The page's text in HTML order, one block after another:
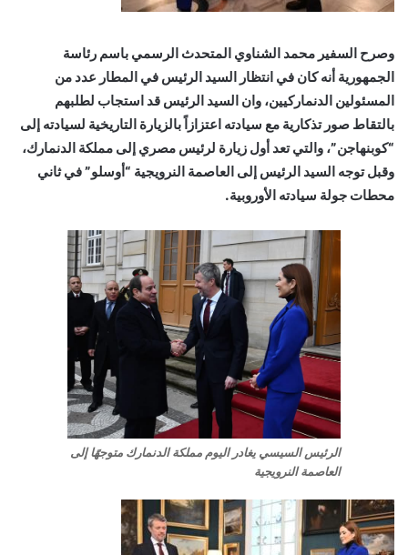
وصرح السفير محمد الشناوي المتحدث الرسمي باسم رئاسة
الجمهورية أنه كان في انتظار السيد الرئيس في المطار عدد من
المسئولين الدنماركيين، وان السيد الرئيس قد استجاب لطلبهم
بالتقاط صور تذكارية مع سيادته اعتزازاً بالزيارة التاريخية لسيادته إلى
“كوبنهاجن”، والتي تعد أول زيارة لرئيس مصري إلى مملكة الدنمارك،
وقبل توجه السيد الرئيس إلى العاصمة النرويجية “أوسلو” في ثاني
محطات جولة سيادته الأوروبية.
الرئيس السيسي يغادر اليوم مملكة الدنمارك متوجهًا إلى
العاصمة النرويجية